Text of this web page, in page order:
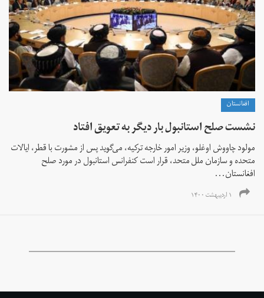
افغانستان
نشست صلح استانبول بار دیگر به تعویق افتاد
مولود چاووش اوغلو، وزیر امور خارجه ترکیه، می‌گوید پس از مشورت با قطر، ایالات
متحده و سازمان ملل متحد، قرار است کنفرانس استانبول در مورد صلح
افغانستان...
۱ اردیبهشت ۱۴۰۰